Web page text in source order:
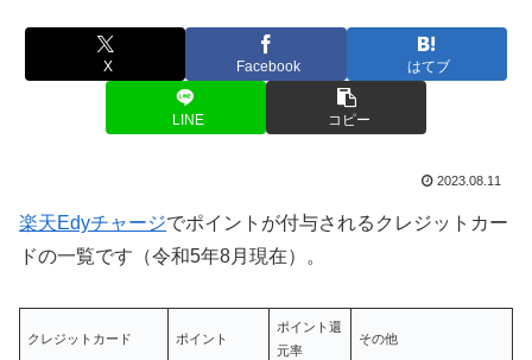
X Facebook はてブ
LINE コピー
2023.08.11
楽天Edyチャージでポイントが付与されるクレジットカー
ドの一覧です（令和5年8月現在）。
クレジットカード ポイント
ポイント還
元率
その他